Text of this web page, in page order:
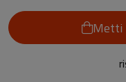
Metti